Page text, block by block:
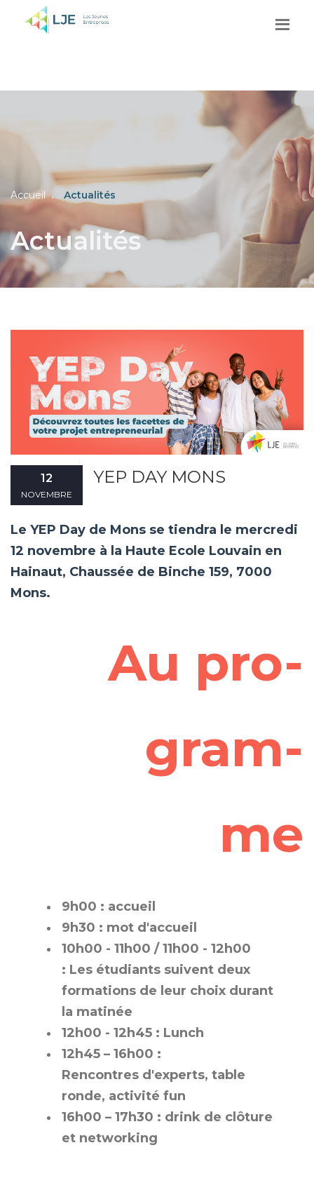
Accueil Actualités
Actualités
12
NOVEMBRE
YEP DAY MONS
Le YEP Day de Mons se tiendra le mercredi
12 novembre à la Haute Ecole Louvain en
Hainaut, Chaussée de Binche 159, 7000
Mons.
Au pro-
gram-
me
9h00 : accueil
9h30 : mot d'accueil
10h00 - 11h00 / 11h00 - 12h00
: Les étudiants suivent deux
formations de leur choix durant
la matinée
12h00 - 12h45 : Lunch
12h45 – 16h00 :
Rencontres d'experts, table
ronde, activité fun
16h00 – 17h30 : drink de clôture
et networking